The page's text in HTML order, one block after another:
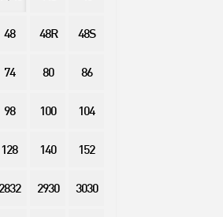
48 48R 48S
74 80 86
98 100 104
128 140 152
2832 2930 3030